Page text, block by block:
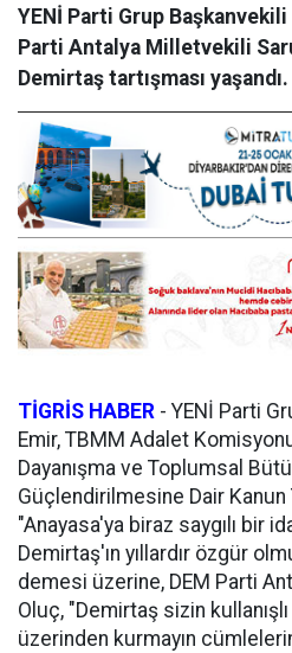
YENİ Parti Grup
Parti Antalya Milletvekili
Demirtaş tartışması yaşandı.
TİGRİS HABER - YENİ Parti
Emir, TBMM Adalet
Dayanışma ve Toplumsal
Güçlendirilmesine Dair Kanun
"Anayasa'ya biraz saygılı bir
Demirtaş'ın yıllardır özgür
demesi üzerine, DEM Parti
Oluç, "Demirtaş sizin
üzerinden kurmayın